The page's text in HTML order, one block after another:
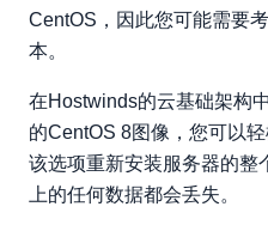
CentOS，因此您可能需要
本。
在Hostwinds的云基础架构
的CentOS 8图像，您可以
该选项重新安装服务器的整
上的任何数据都会丢失。